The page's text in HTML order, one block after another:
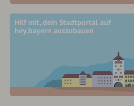
Hilf mit, dein Stadtportal auf
hey.bayern auszubauen